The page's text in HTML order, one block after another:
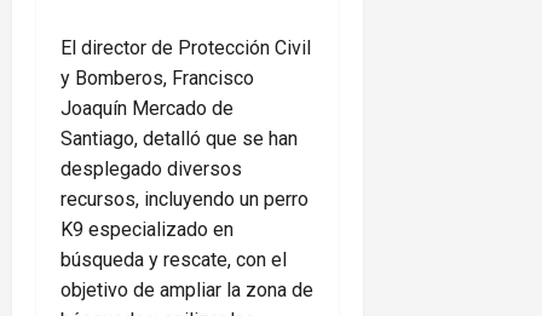
El director de Protección Civil
y Bomberos, Francisco
Joaquín Mercado de
Santiago, detalló que se han
desplegado diversos
recursos, incluyendo un perro
K9 especializado en
búsqueda y rescate, con el
objetivo de ampliar la zona de